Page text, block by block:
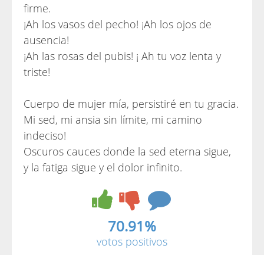
firme.
¡Ah los vasos del pecho! ¡Ah los ojos de
ausencia!
¡Ah las rosas del pubis! ¡ Ah tu voz lenta y
triste!
Cuerpo de mujer mía, persistiré en tu gracia.
Mi sed, mi ansia sin límite, mi camino
indeciso!
Oscuros cauces donde la sed eterna sigue,
y la fatiga sigue y el dolor infinito.
70.91%
votos positivos